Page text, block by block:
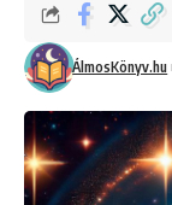
ÁlmosKönyv.hu